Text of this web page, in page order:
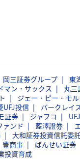
岡三証券グループ
東
マン・サックス 丸三
ジェー・ピー・モ
UFJ投信 バークレイ
証券 ジャフコ
ァンド 藍澤證券
大和証券投資信託委
豊商事 ばんせい証券
投資育成